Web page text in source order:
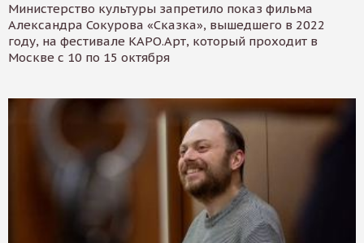
Министерство культуры запретило показ фильма
Александра Сокурова «Сказка», вышедшего в 2022
году, на фестивале КАРО.Арт, который проходит в
Москве с 10 по 15 октября